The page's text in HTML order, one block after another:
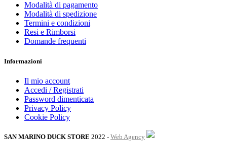
Modalità di pagamento
Modalità di spedizione
Termini e condizioni
Resi e Rimborsi
Domande frequenti
Informazioni
Il mio account
Accedi / Registrati
Password dimenticata
Privacy Policy
Cookie Policy
SAN MARINO DUCK STORE 2022 - Web Agency